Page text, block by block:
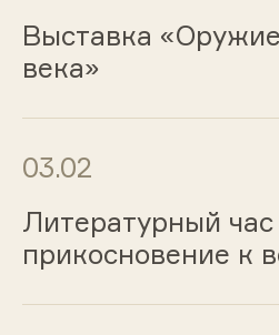
Выставка
века»
03.02
Литературный
прикосновение к